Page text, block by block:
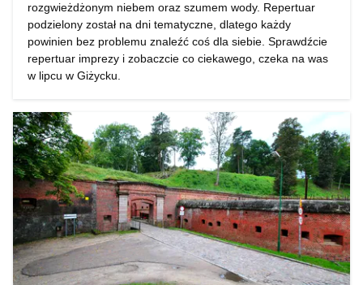
rozgwieżdżonym niebem oraz szumem wody. Repertuar
podzielony został na dni tematyczne, dlatego każdy
powinien bez problemu znaleźć coś dla siebie. Sprawdźcie
repertuar imprezy i zobaczcie co ciekawego, czeka na was
w lipcu w Giżycku.